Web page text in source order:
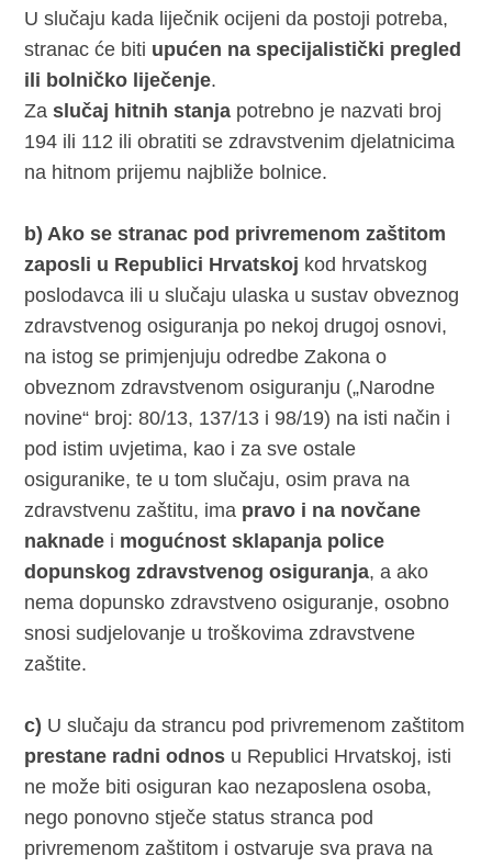
U slučaju kada liječnik ocijeni da postoji potreba,
stranac će biti upućen na specijalistički pregled
ili bolničko liječenje.
Zaslučaj hitnih stanja potrebno je nazvati broj
194 ili 112 ili obratiti se zdravstvenim djelatnicima
na hitnom prijemu najbliže bolnice.
b) Ako se stranac pod privremenom zaštitom
zaposli u Republici Hrvatskoj kod hrvatskog
poslodavca ili u slučaju ulaska u sustav obveznog
zdravstvenog osiguranja po nekoj drugoj osnovi,
na istog se primjenjuju odredbe Zakona o
obveznom zdravstvenom osiguranju („Narodne
novine“ broj: 80/13, 137/13 i 98/19) na isti način i
pod istim uvjetima, kao i za sve ostale
osiguranike, te u tom slučaju, osim prava na
zdravstvenu zaštitu, ima pravo i na novčane
naknade i mogućnost sklapanja police
dopunskog zdravstvenog osiguranja, a ako
nema dopunsko zdravstveno osiguranje, osobno
snosi sudjelovanje u troškovima zdravstvene
zaštite.
c) U slučaju da strancu pod privremenom zaštitom
prestane radni odnos u Republici Hrvatskoj, isti
ne može biti osiguran kao nezaposlena osoba,
nego ponovno stječe status stranca pod
privremenom zaštitom i ostvaruje sva prava na